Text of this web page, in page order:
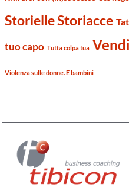
Storielle Storiacce
tuo capo Tutta colpa tua
Violenza sulle donne. E bambini